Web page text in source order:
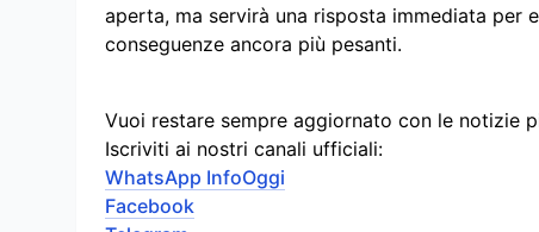
aperta, ma servirà una risposta immediata per
conseguenze ancora più pesanti.
Vuoi restare sempre aggiornato con le notizie
Iscriviti ai nostri canali ufficiali:
WhatsApp InfoOggi
Facebook